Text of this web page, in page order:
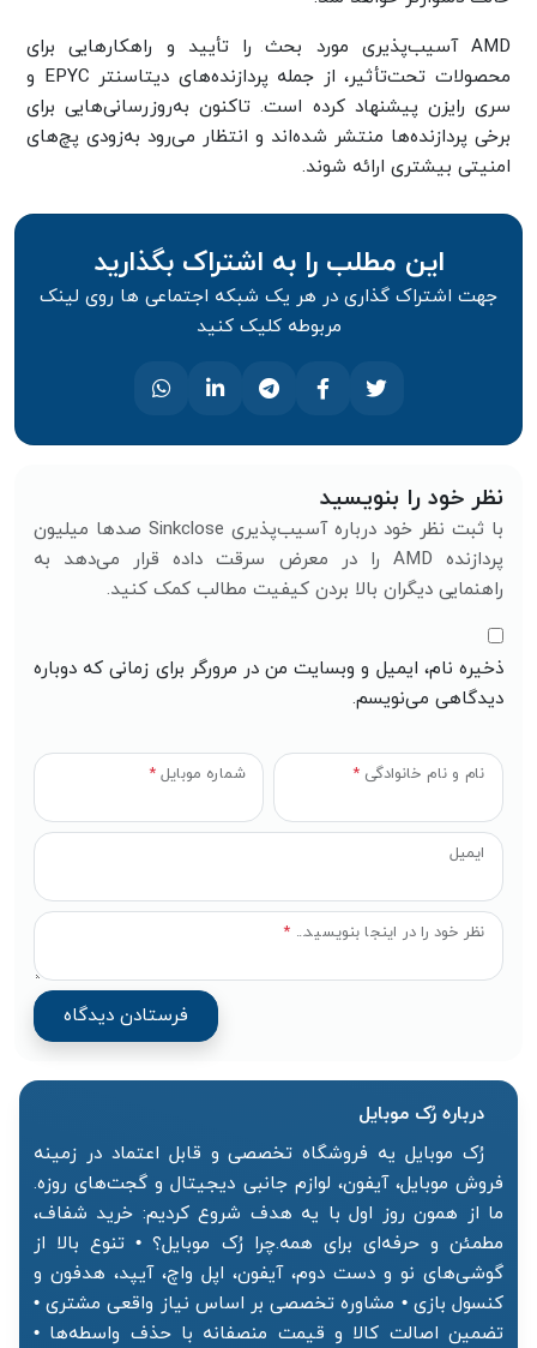
AMD آسیب‌پذیری مورد بحث را تأیید و راهکارهایی برای
محصولات تحت‌تأثیر، از جمله پردازنده‌های دیتاسنتر EPYC و
سری رایزن پیشنهاد کرده است. تاکنون به‌روزرسانی‌هایی برای
برخی پردازنده‌ها منتشر شده‌اند و انتظار می‌رود به‌زودی پچ‌های
امنیتی بیشتری ارائه شوند.
این مطلب را به اشتراک بگذارید
جهت اشتراک گذاری در هر یک شبکه اجتماعی ها روی لینک
مربوطه کلیک کنید
نظر خود را بنویسید
با ثبت نظر خود درباره آسیب‌پذیری Sinkclose صدها میلیون
پردازنده AMD را در معرض سرقت داده قرار می‌دهد به
راهنمایی دیگران بالا بردن کیفیت مطالب کمک کنید.
نظر خود را در اینجا بنویسید... *
نام و نام خانوادگی * شماره موبایل *
ایمیل
ذخیره نام، ایمیل و وبسایت من در مرورگر برای زمانی که دوباره
دیدگاهی می‌نویسم.
درباره رُک‌ موبایل
رُک موبایل یه فروشگاه تخصصی و قابل اعتماد در زمینه
فروش موبایل، آیفون، لوازم جانبی دیجیتال و گجت‌های روزه.
ما از همون روز اول با یه هدف شروع کردیم: خرید شفاف،
مطمئن و حرفه‌ای برای همه.چرا رُک موبایل؟ • تنوع بالا از
گوشی‌های نو و دست دوم، آیفون، اپل واچ، آیپد، هدفون و
کنسول بازی • مشاوره تخصصی بر اساس نیاز واقعی مشتری •
تضمین اصالت کالا و قیمت منصفانه با حذف واسطه‌ها •